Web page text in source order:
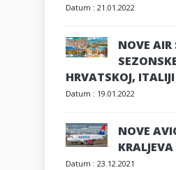
Datum : 21.01.2022
NOVE AIR
HRVATSKOJ,
Datum : 19.01.2022
NOVE
KRALJEVA
Datum : 23.12.2021